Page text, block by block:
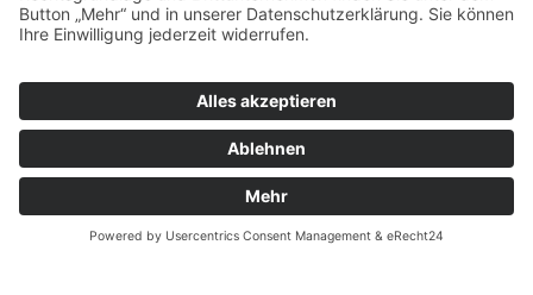
Social Media
Facebook
Instagram